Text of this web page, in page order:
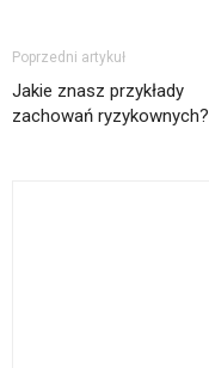
Poprzedni artykuł
Jakie znasz przykłady
zachowań ryzykownych?